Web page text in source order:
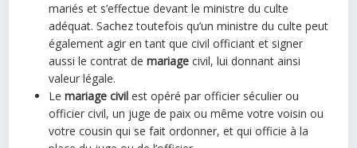
mariés et s’effectue devant le ministre du culte
adéquat. Sachez toutefois qu’un ministre du culte peut
également agir en tant que civil officiant et signer
aussi le contrat demariage civil, lui donnant ainsi
valeur légale.
Lemariage civil est opéré par officier séculier ou
officier civil, un juge de paix ou même votre voisin ou
votre cousin qui se fait ordonner, et qui officie à la